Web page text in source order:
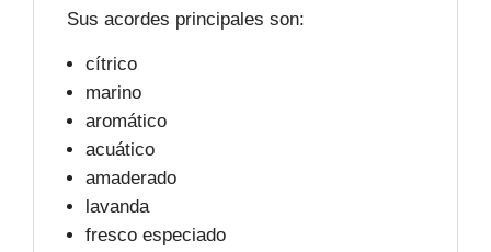
Sus acordes principales son:
cítrico
marino
aromático
acuático
amaderado
lavanda
fresco especiado